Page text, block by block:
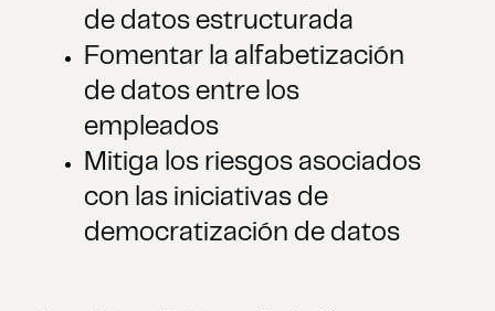
de datos estructurada
Fomentar la alfabetización
de datos entre los
empleados
Mitiga los riesgos asociados
con las iniciativas de
democratización de datos